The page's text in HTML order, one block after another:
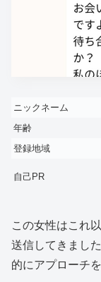
ニックネーム
年齢
登録地域
自己PR
この女性はこれ
送信してきまし
的にアプローチ